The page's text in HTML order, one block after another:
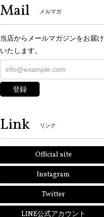
Mail メルマガ
当店からメールマガジンをお届け
いたします。
登録
Link リンク
Official site
Instagram
Twitter
LINE公式アカウント